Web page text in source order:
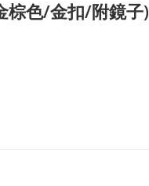
棕色/金扣/附鏡子)